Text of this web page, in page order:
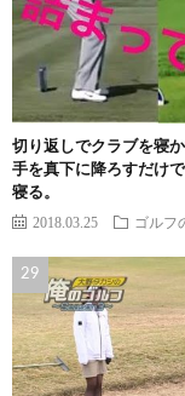
切り返しでクラブを寝
手を真下に降ろすだけ
寝る。
2018.03.25 ゴルフ